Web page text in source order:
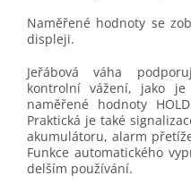
Naměřené hodnoty se
displeji.
Jeřábová váha
kontrolní vážení, jako
naměřené hodnoty
Praktická je také
akumulátoru, alarm
Funkce automatického
delším používání.